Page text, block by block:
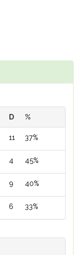
D %
11 37%
4 45%
9 40%
6 33%